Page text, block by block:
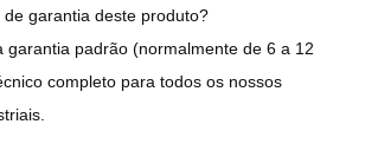
garantia deste produto?
garantia padrão (normalmente de 6 a 12
completo para todos os nossos